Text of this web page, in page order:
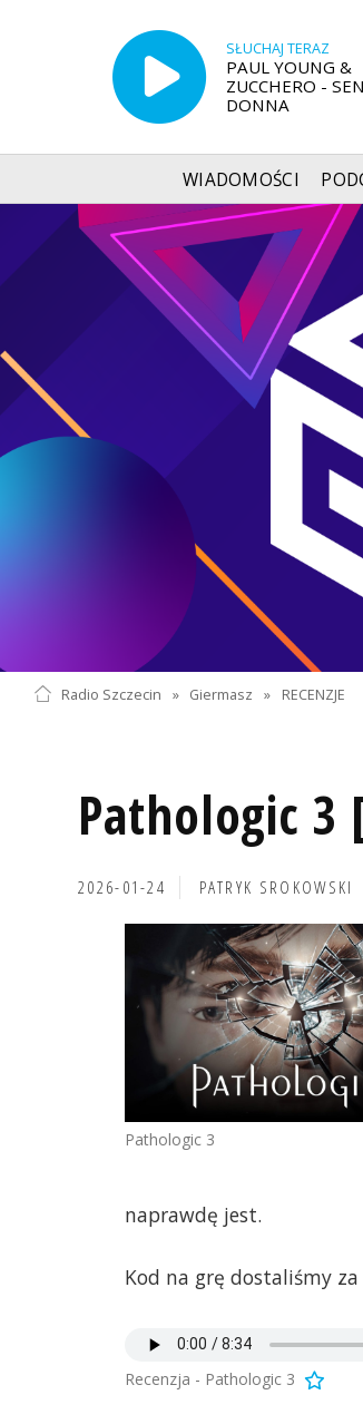
SŁUCHAJ TERAZ
PAUL YOUNG &
ZUCCHERO -
DONNA
WIADOMOŚCI
Radio Szczecin » Giermasz » RECENZJE
Pathologic 3
2026-01-24 PATRYK SROKOWSKI
Pathologic 3
naprawdę jest.
Kod na grę dostaliśmy
Recenzja - Pathologic 3